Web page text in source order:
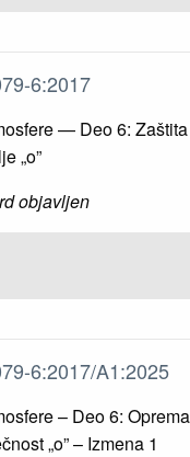
6:2017
— Deo 6:
„o”
objavljen
6:2017/A1:2025
– Deo 6:
„o” – Izmena 1